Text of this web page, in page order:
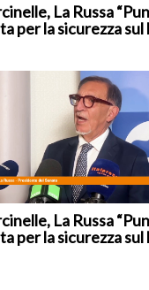
La Russa
per la sicurezza sul
La Russa
per la sicurezza sul